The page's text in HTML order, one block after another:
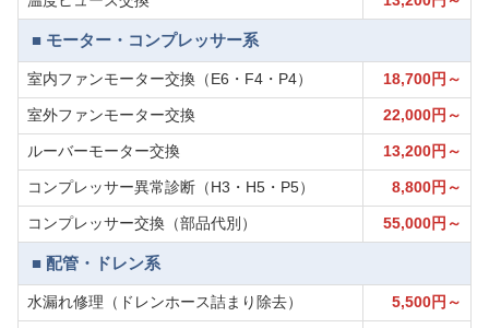
■ モーター・コンプレッサー系
室内ファンモーター交換（E6・F4・P4） 18,700円～
室外ファンモーター交換 22,000円～
ルーバーモーター交換 13,200円～
コンプレッサー異常診断（H3・H5・P5） 8,800円～
コンプレッサー交換（部品代別） 55,000円～
■ 配管・ドレン系
水漏れ修理（ドレンホース詰まり除去） 5,500円～